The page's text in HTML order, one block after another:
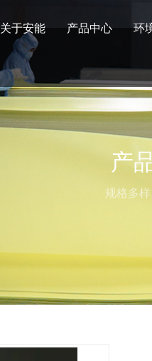
关于安能 产品中心 环
产
规格多